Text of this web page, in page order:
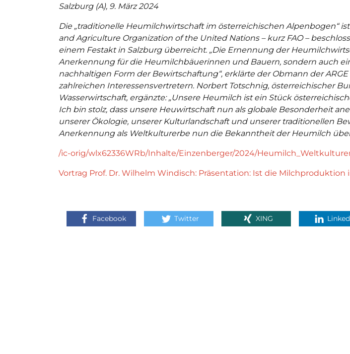
Salzburg (A), 9. März 2024
Die „traditionelle Heumilchwirtschaft im österreichischen Alpenbogen“
and Agriculture Organization of the United Nations – kurz FAO –
einem Festakt in Salzburg überreicht. „Die Ernennung der
Anerkennung für die Heumilchbäuerinnen und Bauern, sondern auch
nachhaltigen Form der Bewirtschaftung“, erklärte der Obmann der
zahlreichen Interessensvertretern. Norbert Totschnig, österreichischer
Wasserwirtschaft, ergänzte: „Unsere Heumilch ist ein Stück
Ich bin stolz, dass unsere Heuwirtschaft nun als globale Besonderheit
unserer Ökologie, unserer Kulturlandschaft und unserer traditionellen
Anerkennung als Weltkulturerbe nun die Bekanntheit der Heumilch
/ic-orig/wlx62336WRb/Inhalte/Einzenberger/2024/
Vortrag Prof. Dr. Wilhelm Windisch: Präsentation: Ist die
Facebook Twitter XING